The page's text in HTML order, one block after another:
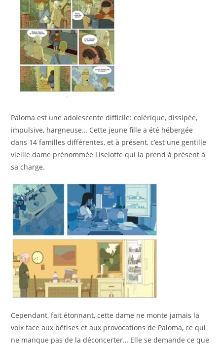
Paloma est une adolescente difficile: colérique, dissipée,
impulsive, hargneuse… Cette jeune fille a été hébergée
dans 14 familles différentes, et à présent, c’est une gentille
vieille dame prénommée Liselotte qui la prend à présent à
sa charge.
Cependant, fait étonnant, cette dame ne monte jamais la
voix face aux bêtises et aux provocations de Paloma, ce qui
ne manque pas de la déconcerter… Elle se demande ce que